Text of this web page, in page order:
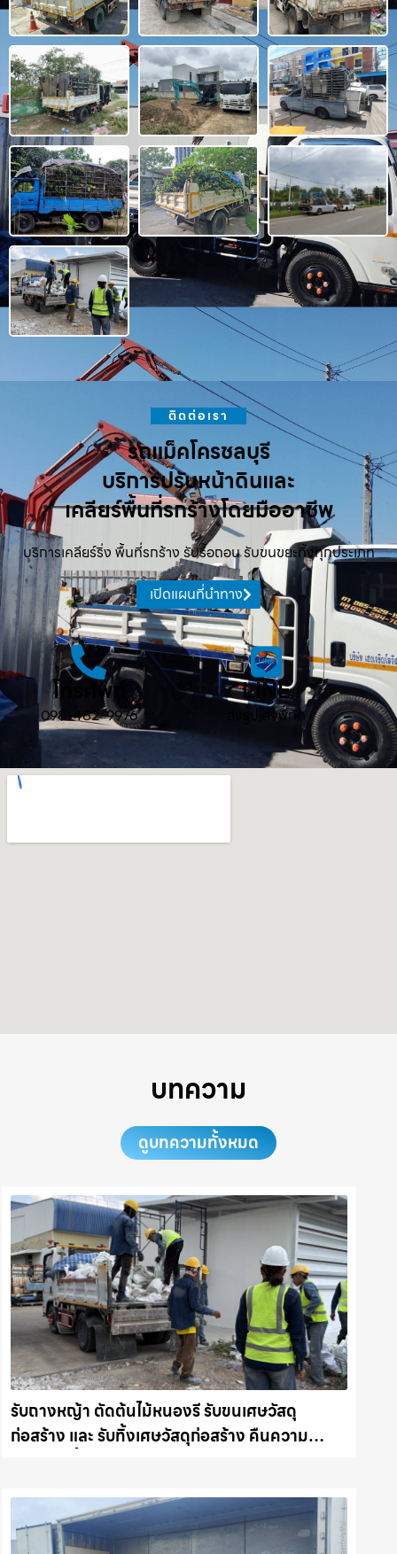
ติดต่อเรา
รถแม็คโครชลบุรี
บริการปรับหน้าดินและ
เคลียร์พื้นที่รกร้างโดยมืออาชีพ
บริการเคลียร์ริ่ง พื้นที่รกร้าง รับรื้อถอน รับขนขยะทิ้งทุกประเภท
เปิดแผนที่นำทาง
โทรศัพท์
098-482-9976
LINE
ส่งรูป ส่งพิกัด
บทความ
ดูบทความทั้งหมด
รับถางหญ้า ตัดต้นไม้หนองรี รับขนเศษวัสดุ
ก่อสร้าง และ รับทิ้งเศษวัสดุก่อสร้าง คืนความ